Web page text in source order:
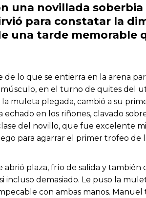
una novillada
para constatar la
una tarde memorable
lo que se entierra en la arena
en el turno de quites del
muleta plegada, cambió a su
en los riñones, clavado
del novillo, que fue excelente
para agarrar el primer trofeo de
plaza, frío de salida y
incluso demasiado. Le puso la
con ambas manos.